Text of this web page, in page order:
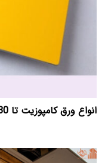
انواع ورق کامپوزیت تا 30% تخفیف